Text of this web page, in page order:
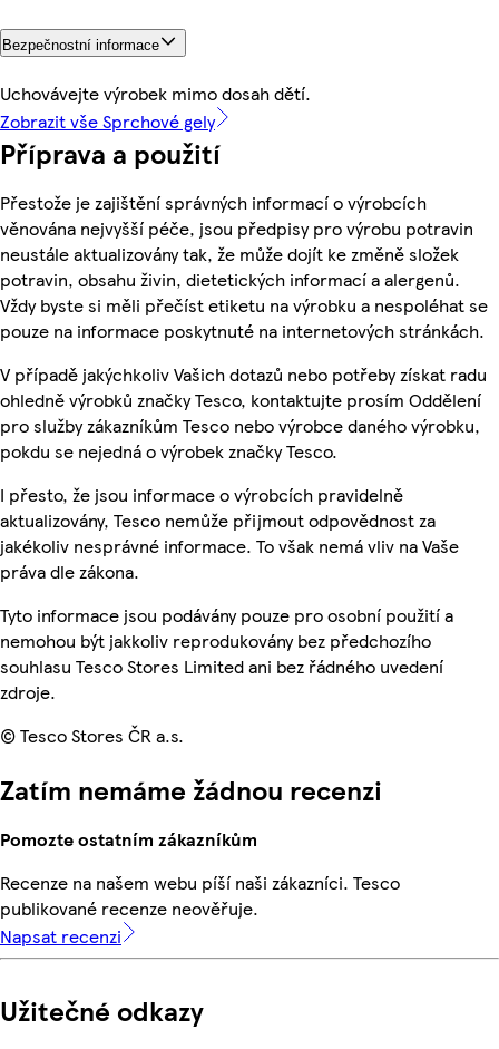
Bezpečnostní informace
Uchovávejte výrobek mimo dosah dětí.
Zobrazit vše Sprchové gely
Příprava a použití
Přestože je zajištění správných informací o výrobcích
věnována nejvyšší péče, jsou předpisy pro výrobu potravin
neustále aktualizovány tak, že může dojít ke změně složek
potravin, obsahu živin, dietetických informací a alergenů.
Vždy byste si měli přečíst etiketu na výrobku a nespoléhat se
pouze na informace poskytnuté na internetových stránkách.
V případě jakýchkoliv Vašich dotazů nebo potřeby získat radu
ohledně výrobků značky Tesco, kontaktujte prosím Oddělení
pro služby zákazníkům Tesco nebo výrobce daného výrobku,
pokdu se nejedná o výrobek značky Tesco.
I přesto, že jsou informace o výrobcích pravidelně
aktualizovány, Tesco nemůže přijmout odpovědnost za
jakékoliv nesprávné informace. To však nemá vliv na Vaše
práva dle zákona.
Tyto informace jsou podávány pouze pro osobní použití a
nemohou být jakkoliv reprodukovány bez předchozího
souhlasu Tesco Stores Limited ani bez řádného uvedení
zdroje.
© Tesco Stores ČR a.s.
Zatím nemáme žádnou recenzi
Pomozte ostatním zákazníkům
Recenze na našem webu píší naši zákazníci. Tesco
publikované recenze neověřuje.
Napsat recenzi
Užitečné odkazy